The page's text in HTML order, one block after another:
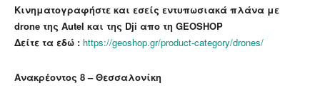
Kινηματογραφήστε και εσείς εντυπωσιακά πλάνα με
drone της Autel και της Dji απο τη GEOSHOP
Δείτε τα εδώ : https://geoshop.gr/product-category/drones/
Ανακρέοντος 8 – Θεσσαλονίκη